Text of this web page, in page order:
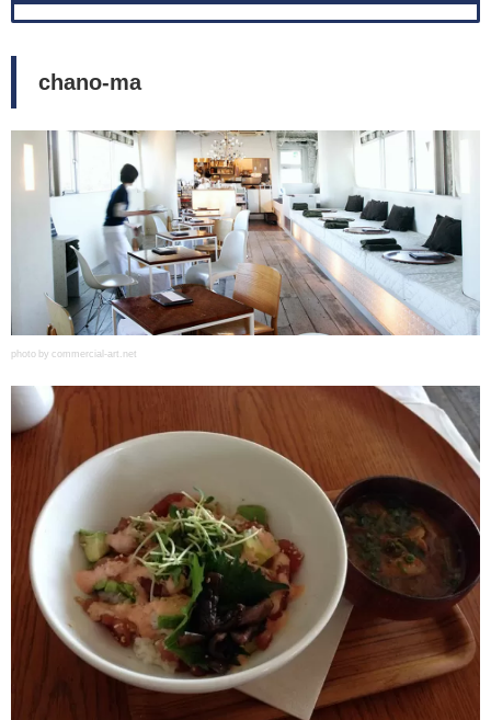
chano-ma
photo by commercial-art.net